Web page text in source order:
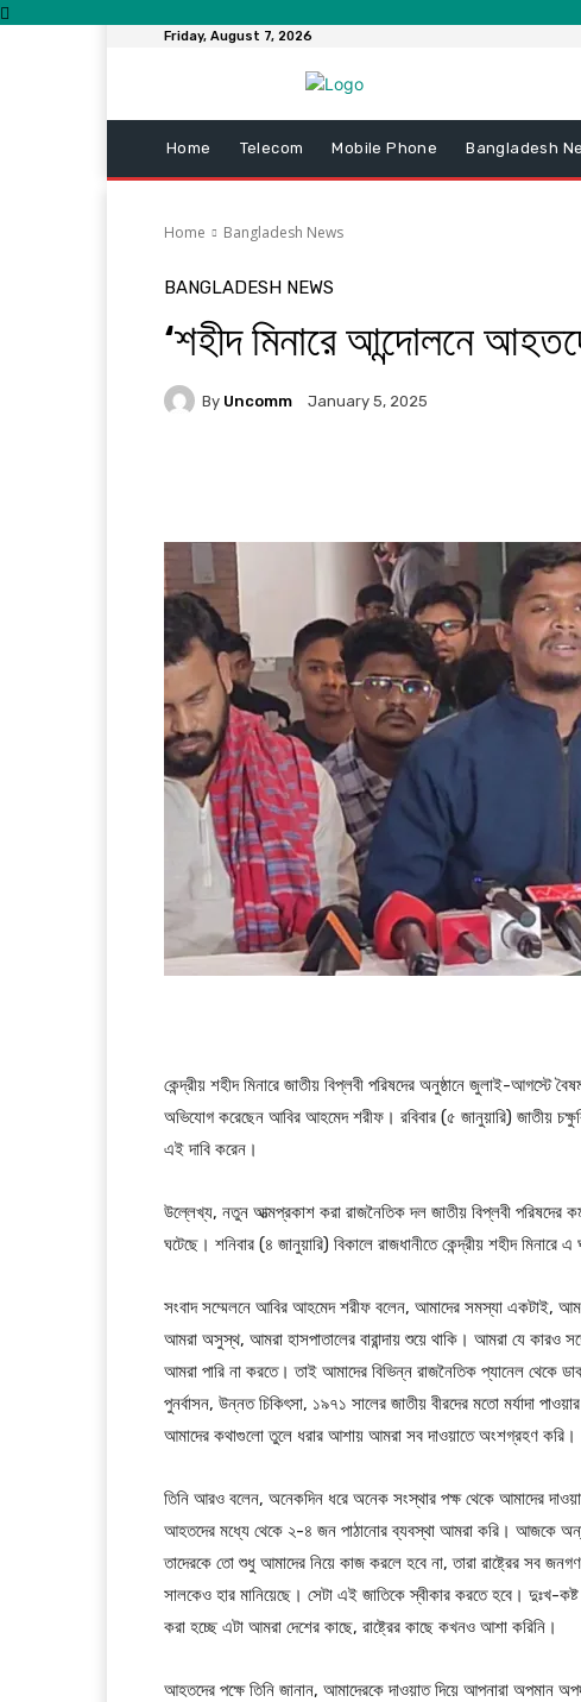
Friday, August 7, 2026
Home Telecom Mobile Phone Bangladesh
Home Bangladesh News
BANGLADESH NEWS
‘শহীদ মিনারে আন্দোলনে
By Uncomm January 5, 2025
কেন্দ্রীয় শহীদ মিনারে জাতীয় বিপ্লবী পরিষদের অনুষ্ঠানে জুলাই-
অভিযোগ করেছেন আবির আহমেদ শরীফ। রবিবার (৫ জানুয়ারি) জাতীয়
এই দাবি করেন।
উল্লেখ্য, নতুন আত্মপ্রকাশ করা রাজনৈতিক দল জাতীয় বিপ্লবী পরিষদের
ঘটেছে। শনিবার (৪ জানুয়ারি) বিকালে রাজধানীতে কেন্দ্রীয় শহীদ
সংবাদ সম্মেলনে আবির আহমেদ শরীফ বলেন, আমাদের সমস্যা একটাই,
আমরা অসুস্থ, আমরা হাসপাতালের বারান্দায় শুয়ে থাকি। আমরা যে কারও
আমরা পারি না করতে। তাই আমাদের বিভিন্ন রাজনৈতিক প্যানেল
পুনর্বাসন, উন্নত চিকিৎসা, ১৯৭১ সালের জাতীয় বীরদের মতো মর্যাদা
আমাদের কথাগুলো তুলে ধরার আশায় আমরা সব দাওয়াতে অংশগ্রহণ করি।
তিনি আরও বলেন, অনেকদিন ধরে অনেক সংস্থার পক্ষ থেকে আমাদের
আহতদের মধ্যে থেকে ২-৪ জন পাঠানোর ব্যবস্থা আমরা করি। আজকে
তাদেরকে তো শুধু আমাদের নিয়ে কাজ করলে হবে না, তারা রাষ্ট্রের সব
সালকেও হার মানিয়েছে। সেটা এই জাতিকে স্বীকার করতে হবে। দুঃখ-
করা হচ্ছে এটা আমরা দেশের কাছে, রাষ্ট্রের কাছে কখনও আশা করিনি।
আহতদের পক্ষে তিনি জানান, আমাদেরকে দাওয়াত দিয়ে আপনারা অপমান